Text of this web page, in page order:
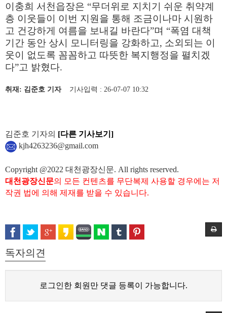
이충희 서천읍장은 “무더위로 지치기 쉬운 취약계
층 이웃들이 이번 지원을 통해 조금이나마 시원하
고 건강하게 여름을 보내길 바란다”며 “폭염 대책
기간 동안 상시 모니터링을 강화하고, 소외되는 이
웃이 없도록 꼼꼼하고 따뜻한 복지행정을 펼치겠
다”고 밝혔다.
취재: 김준호 기자기사입력 : 26-07-07 10:32
김준호 기자의 [다른 기사보기]
kjh4263236@gmail.com
Copyright @2022 대천광장신문. All rights reserved.
대천광장신문의 모든 컨텐츠를 무단복제 사용할 경우에는 저
작권 법에 의해 제재를 받을 수 있습니다.
독자의견
로그인한 회원만 댓글 등록이 가능합니다.